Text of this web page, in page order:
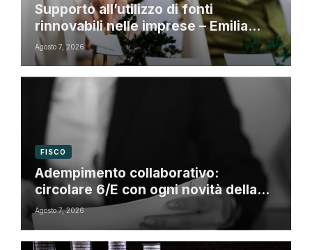
Supporto all’utilizzo di fonti
rinnovabili nelle imprese – Emilia
Romagna
Agosto 7, 2026
FISCO
Adempimento collaborativo:
circolare 6/E con ogni novità della
riforma fiscale
Agosto 7, 2026